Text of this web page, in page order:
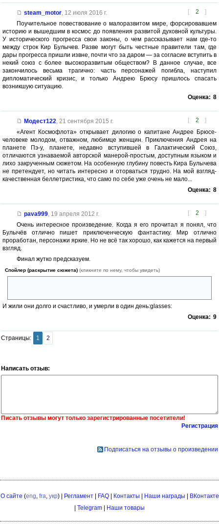
[ 2 ]
steam_motor, 12 июля 2016 г.
Поучительное повествование о малоразвитом мире, форсировавшем
историю и вышедшим в космос до появления развитой духовной культуры.
У исторического прогресса свои законы, о чем рассказывает нам где-то
между строк Кир Булычев. Разве могут быть честные правители там, где
дары прогресса пришли извне, почти что за даром — за согласие вступить в
некий союз с более высокоразвитым обществом? В данное случае, все
закончилось весьма трагично: часть персонажей погибла, наступил
дипломатический кризис, и только Андрею Брюсу пришлось спасать
возникшую ситуацию.
Оценка: 8
[ 2 ]
Модест122, 21 сентября 2015 г.
«Агент Космофлота» открывает дилогию о капитане Андрее Брюсе-
человеке молодом, отважном, любимце женщин. Приключения Андрея на
планете Пэ-у, планете, недавно вступившей в Галактический Союз,
отличаются узнаваемой авторской манерой-простым, доступным языком и
лихо закрученным сюжетом. На особенную глубину повесть Кира Булычева
не претендует, но читать интересно и оторваться трудно. На мой взгляд-
качественная беллетристика, что само по себе уже очень не мало...
Оценка: 8
[ 2 ]
pava999, 19 апреля 2012 г.
Очень интересное произведение. Когда я его прочитал я понял, что
Булычёв отлично пишет приключенческую фантастику. Мир отлично
проработан, персонажи яркие. Но не всё так хорошо, как кажется на первый
взгляд.
Финал жутко предсказуем.
Спойлер (раскрытие сюжета) (кликните по нему, чтобы увидеть)
И жили они долго и счастливо, и умерли в один день:glasses:
Оценка: 9
Страницы: 1 2
Написать отзыв:
Писать отзывы могут только зарегистрированные посетители!
Регистрация
Подписаться на отзывы о произведении
О сайте (eng, fra, укр) | Регламент| FAQ| Контакты Наши награды
ВКонтакте
Telegram Наши товары